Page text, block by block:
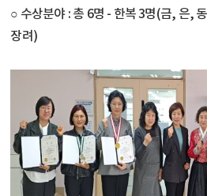
○ 수상분야 : 총 6명 - 한복 3명(금, 은,
장려)